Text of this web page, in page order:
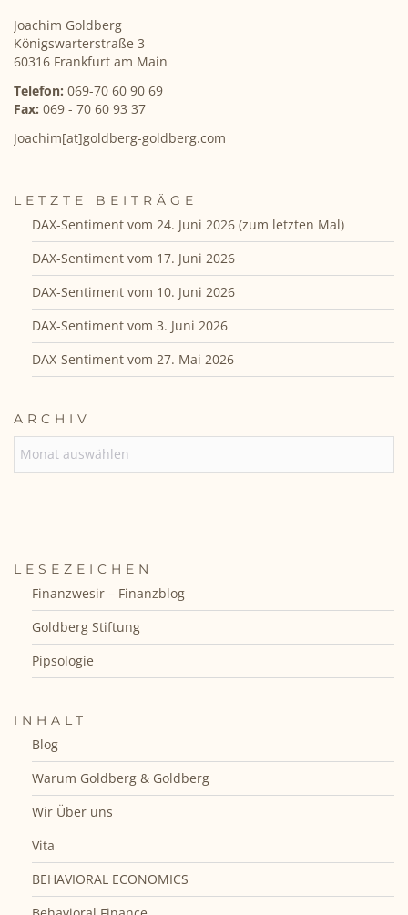
Joachim Goldberg
Königswarterstraße 3
60316 Frankfurt am Main
Telefon: 069-70 60 90 69
Fax: 069 - 70 60 93 37
Joachim[at]goldberg-goldberg.com
LETZTE BEITRÄGE
DAX-Sentiment vom 24. Juni 2026 (zum letzten Mal)
DAX-Sentiment vom 17. Juni 2026
DAX-Sentiment vom 10. Juni 2026
DAX-Sentiment vom 3. Juni 2026
DAX-Sentiment vom 27. Mai 2026
ARCHIV
LESEZEICHEN
Finanzwesir – Finanzblog
Goldberg Stiftung
Pipsologie
INHALT
Blog
Warum Goldberg & Goldberg
Wir Über uns
Vita
BEHAVIORAL ECONOMICS